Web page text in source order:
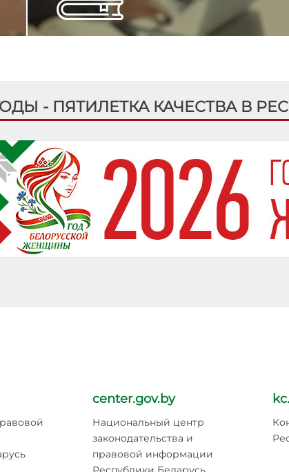
- ПЯТИЛЕТКА КАЧЕСТВА В
center.gov.by
Национальный центр
законодательства и
правовой информации